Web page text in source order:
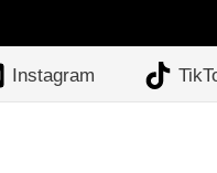
Instagram